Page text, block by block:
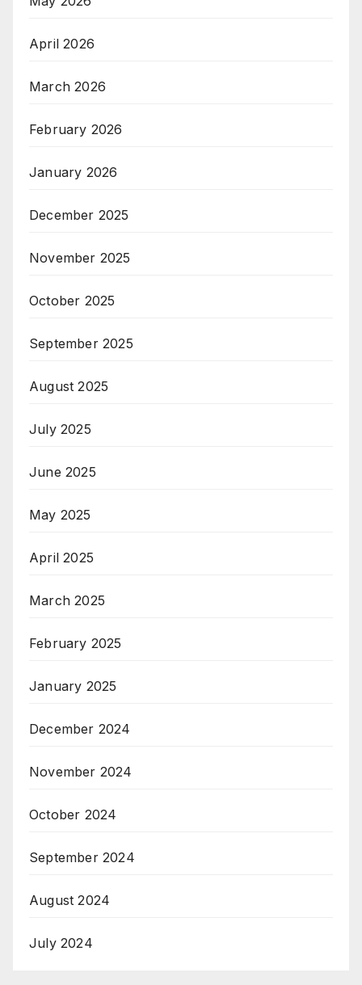
April 2026
March 2026
February 2026
January 2026
December 2025
November 2025
October 2025
September 2025
August 2025
July 2025
June 2025
May 2025
April 2025
March 2025
February 2025
January 2025
December 2024
November 2024
October 2024
September 2024
August 2024
July 2024